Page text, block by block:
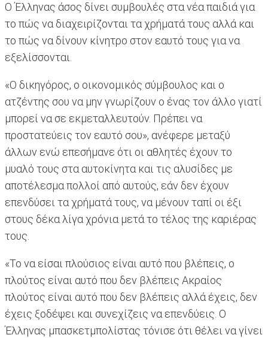
Ο Έλληνας άσος δίνει συμβουλές στα νέα παιδιά για
το πώς να διαχειρίζονται τα χρήματά τους αλλά και
το πώς να δίνουν κίνητρο στον εαυτό τους για να
εξελίσσονται.
«Ο δικηγόρος, ο οικονομικός σύμβουλος και ο
ατζέντης σου να μην γνωρίζουν ο ένας τον άλλο γιατί
μπορεί να σε εκμεταλλευτούν. Πρέπει να
προστατεύεις τον εαυτό σου», ανέφερε μεταξύ
άλλων ενώ επεσήμανε ότι οι αθλητές έχουν το
μυαλό τους στα αυτοκίνητα και τις αλυσίδες με
αποτέλεσμα πολλοί από αυτούς, εάν δεν έχουν
επενδύσει τα χρήματά τους, να μένουν ταπί οι έξι
στους δέκα λίγα χρόνια μετά το τέλος της καριέρας
τους.
«Το να είσαι πλούσιος είναι αυτό που βλέπεις, ο
πλούτος είναι αυτό που δεν βλέπεις Ακραίος
πλούτος είναι αυτό που δεν βλέπεις αλλά έχεις, δεν
έχεις ξοδέψει και συνεχίζεις να επενδύεις. Ο
Έλληνας μπασκετμπολίστας τόνισε ότι θέλει να γίνει